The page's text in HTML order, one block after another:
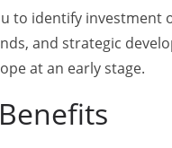
bis 2025 10,1 Mrd.
kein Zweifel daran,
und
weiterhin florieren.
Kuchens.“
to identify investment
and strategic
at an early stage.